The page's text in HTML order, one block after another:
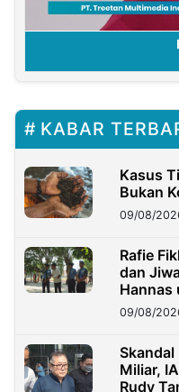
KABAR
Kasus
Bukan
09/08/
Rafie
dan
Hannas
09/08/
Skandal
Miliar,
Rudy